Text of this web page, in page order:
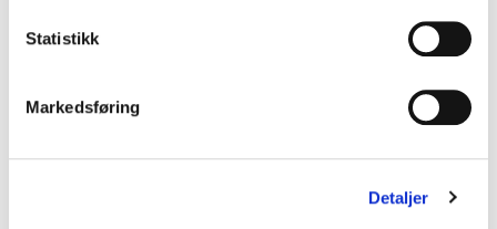
Statistikk
Markedsføring
Detaljer